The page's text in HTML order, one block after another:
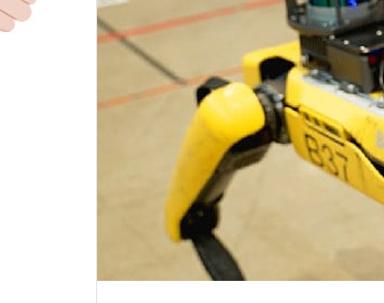
n
e
r
m
e